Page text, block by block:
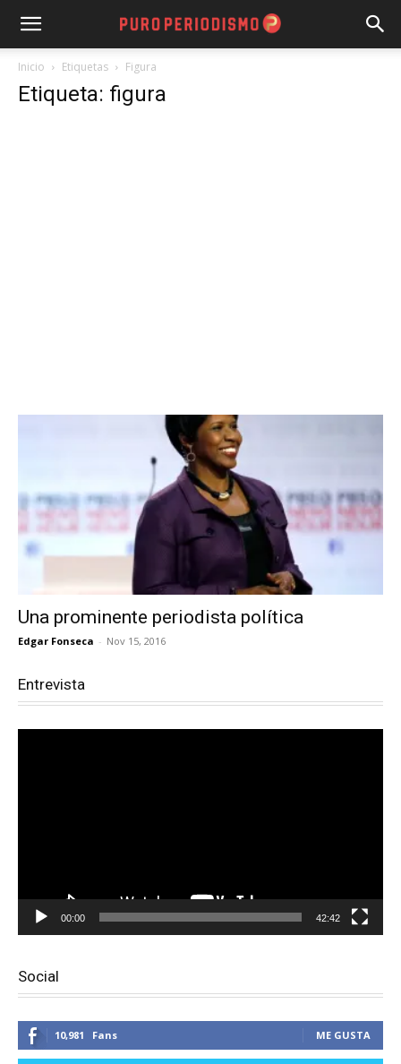
Inicio Etiquetas Figura
Etiqueta: figura
Una prominente periodista política
Edgar Fonseca - Nov 15, 2016
Entrevista
00:00 42:42
Social
10,981 Fans ME GUSTA